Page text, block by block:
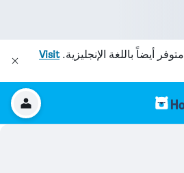
متوفر أيضاً باللغة الإنجليزية.Visit